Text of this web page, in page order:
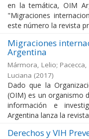
en la temática, OIM
"Migraciones
este número la revista
Migraciones
Argentina
Mármora, Lelio;
Luciana (2017)
Dado que la
(OIM) es un organismo
información e
Argentina lanza la
Derechos y VIH